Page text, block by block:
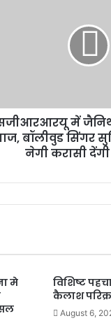
में
बॉलीवुड सिंगर
नेगी करासी देंगी
मे
विशिष्ट
कैलाश
August 6,